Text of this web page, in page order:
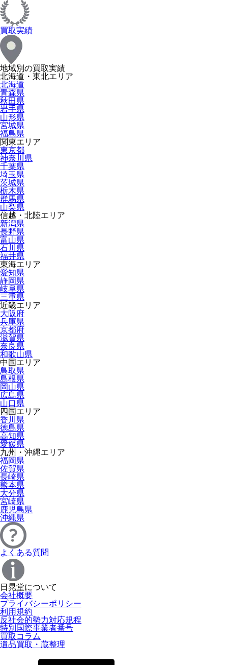
買取実績
地域別の買取実績
北海道・東北エリア
北海道
青森県
秋田県
岩手県
山形県
宮城県
福島県
関東エリア
東京都
神奈川県
千葉県
埼玉県
茨城県
栃木県
群馬県
山梨県
信越・北陸エリア
新潟県
長野県
富山県
石川県
福井県
東海エリア
愛知県
静岡県
岐阜県
三重県
近畿エリア
大阪府
兵庫県
京都府
滋賀県
奈良県
和歌山県
中国エリア
鳥取県
島根県
岡山県
広島県
山口県
四国エリア
香川県
徳島県
高知県
愛媛県
九州・沖縄エリア
福岡県
佐賀県
長崎県
熊本県
大分県
宮崎県
鹿児島県
沖縄県
よくある質問
日晃堂について
会社概要
プライバシーポリシー
利用規約
反社会的勢力対応規程
特別国際事業者番号
買取コラム
遺品買取・蔵整理